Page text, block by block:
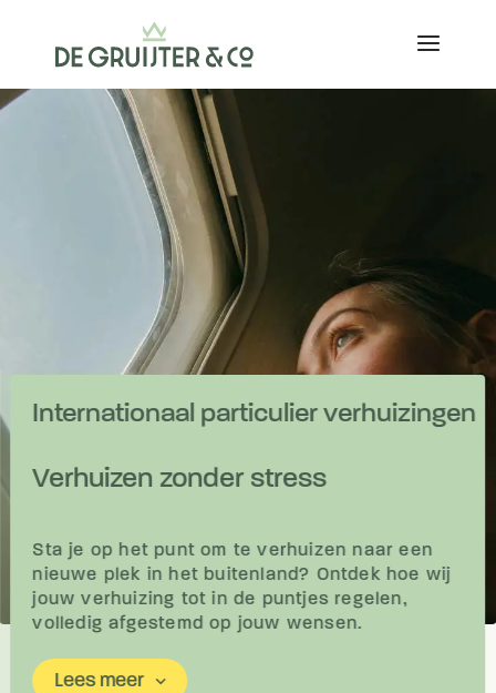
Internationaal particulier verhuizingen
Verhuizen zonder stress
Sta je op het punt om te verhuizen naar een
nieuwe plek in het buitenland? Ontdek hoe wij
jouw verhuizing tot in de puntjes regelen,
volledig afgestemd op jouw wensen.
Lees meer keyboard_arrow_down